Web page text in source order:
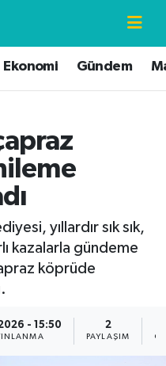
Ekonomi Gündem
yıllardır sık sık,
kazalarla gündeme
köprüde
- 15:50 2
PAYLAŞIM
ve Fikstür